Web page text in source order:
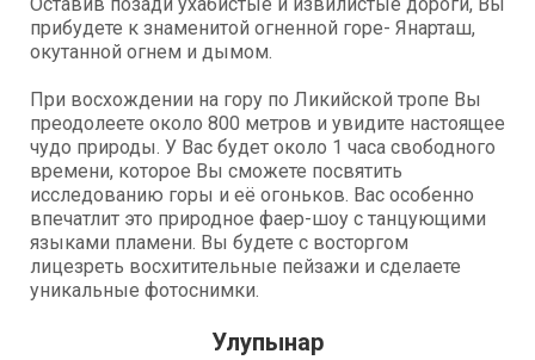
прибудете к знаменитой огненной горе- Янарташ,
окутанной огнем и дымом.
При восхождении на гору по Ликийской тропе Вы
преодолеете около 800 метров и увидите настоящее
чудо природы. У Вас будет около 1 часа свободного
времени, которое Вы сможете посвятить
исследованию горы и её огоньков. Вас особенно
впечатлит это природное фаер-шоу с танцующими
языками пламени. Вы будете с восторгом
лицезреть восхитительные пейзажи и сделаете
уникальные фотоснимки.
Улупынар